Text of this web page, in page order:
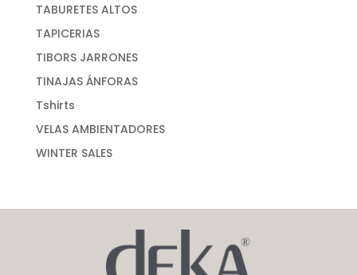
TABURETES ALTOS
TAPICERIAS
TIBORS JARRONES
TINAJAS ÁNFORAS
Tshirts
VELAS AMBIENTADORES
WINTER SALES